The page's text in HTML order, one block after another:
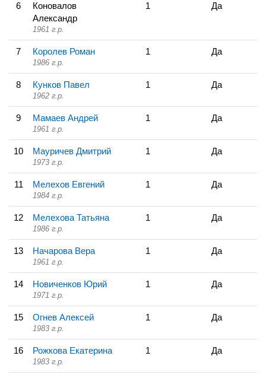
6
Коновалов
Александр
1961 г.р.
1 Да
7 Королев Роман
1986 г.р.
1 Да
8 Кунков Павел
1962 г.р.
1 Да
9 Мамаев Андрей
1961 г.р.
1 Да
10 Мауричев Дмитрий
1973 г.р.
1 Да
11 Мелехов Евгений
1984 г.р.
1 Да
12 Мелехова Татьяна
1986 г.р.
1 Да
13 Начарова Вера
1961 г.р.
1 Да
14 Новиченков Юрий
1971 г.р.
1 Да
15 Огнев Алексей
1983 г.р.
1 Да
16 Рожкова Екатерина
1983 г.р.
1 Да